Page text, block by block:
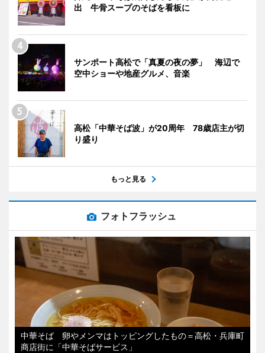
出 牛骨スープのそばを看板に
サンポート高松で「真夏の夜の夢」 海辺で
空中ショーや地産グルメ、音楽
高松「中華そば波」が20周年 78歳店主が切
り盛り
もっと見る
フォトフラッシュ
中華そば 卵やメンマはトッピングしたもの＝高松・兵庫町
商店街に「中華そばサービス」